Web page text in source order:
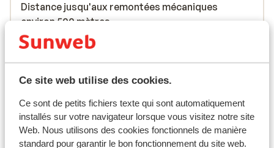
Ce site web utilise des cookies.
Ce sont de petits fichiers texte qui sont automatiquement
installés sur votre navigateur lorsque vous visitez notre site
Web. Nous utilisons des cookies fonctionnels de manière
standard pour garantir le bon fonctionnement du site web.
Distance jusqu'aux remontées mécaniques
environ 500 mètres
Forfait, cours et matériel de ski
Forfait remontées mécaniques
Cours de ski